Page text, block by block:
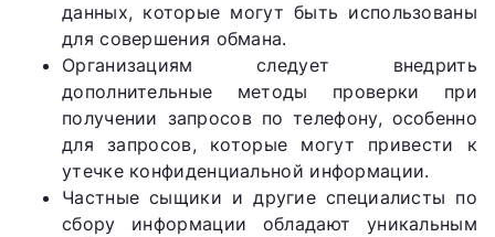
данных, которые могут быть использованы
для совершения обмана.
Организациям следует внедрить
дополнительные методы проверки при
получении запросов по телефону, особенно
для запросов, которые могут привести к
утечке конфиденциальной информации.
Частные сыщики и другие специалисты по
сбору информации обладают уникальным